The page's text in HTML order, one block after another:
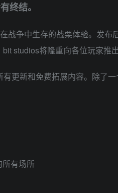
终结。
战争中生存的战栗体验。发
studios将隆重向各位玩家推
有更新和免费拓展内容。除
有场所